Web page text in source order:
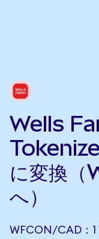
Wells
に変換
へ）
WFCON/CAD：1